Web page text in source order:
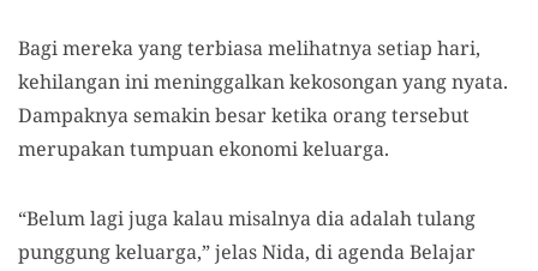
Bagi mereka yang terbiasa melihatnya setiap hari,
kehilangan ini meninggalkan kekosongan yang nyata.
Dampaknya semakin besar ketika orang tersebut
merupakan tumpuan ekonomi keluarga.
“Belum lagi juga kalau misalnya dia adalah tulang
punggung keluarga,” jelas Nida, di agenda Belajar